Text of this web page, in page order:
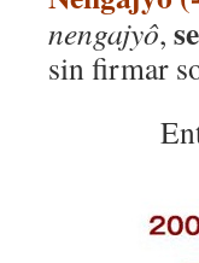
nengajyô,
sin firmar